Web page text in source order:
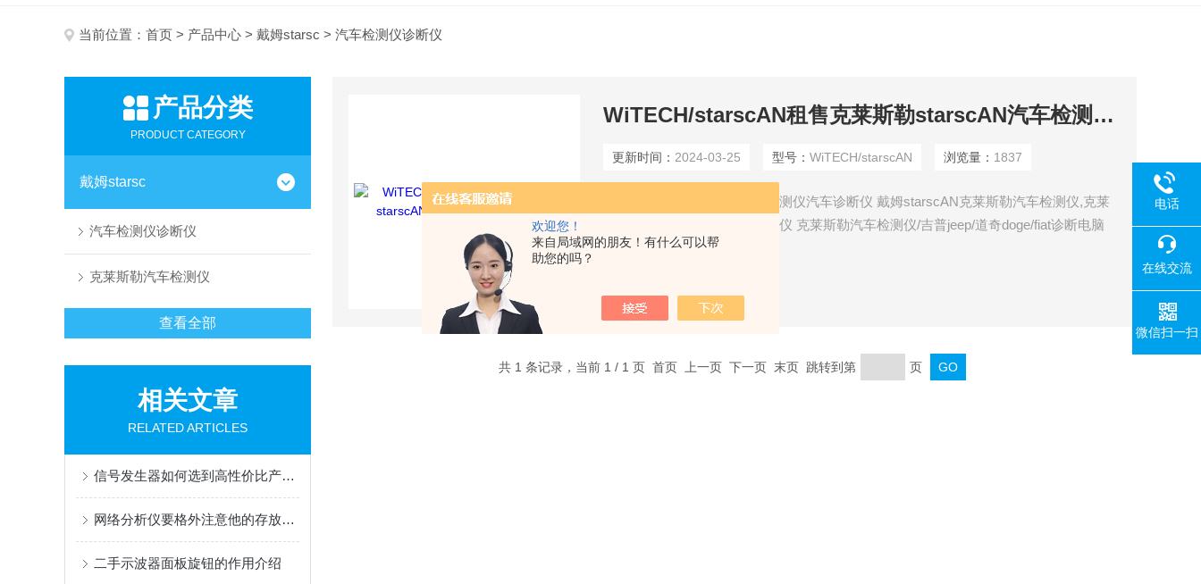
欢迎您！
来自局域网的朋友！有什么可以帮
助您的吗？
当前位置： 首页 > 产品中心 > 戴姆starsc > 汽车检测仪诊断仪
产品分类
PRODUCT CATEGORY
戴姆starsc
汽车检测仪诊断仪
克莱斯勒汽车检测仪
查看全部
相关文章
RELATED ARTICLES
信号发生器如何选到高性价比产品？结合信号发生器优质经销商答案揭晓！
网络分析仪要格外注意他的存放位置
二手示波器面板旋钮的作用介绍
WiTECH/starscAN租售克莱斯勒starscAN汽车检测仪汽车诊断仪
更新时间： 2024-03-25 型号：WiTECH/starscAN 浏览量： 1837
租售克莱斯勒starscAN汽车检测仪汽车诊断仪 戴姆starscAN克莱斯勒汽车检测仪,克莱
斯勒starscAN汽车检测仪诊断仪 克莱斯勒汽车检测仪/吉普jeep/道奇doge/fiat诊断电脑
microPOD II（支持中文，英文 ） 原厂诊断软件，支持在线编程,产品功能：克莱斯勒、
共 1 条记录，当前 1 / 1 页 首页 上一页 下一页 末页 跳转到第 页
电话
在线交流
微信扫一扫